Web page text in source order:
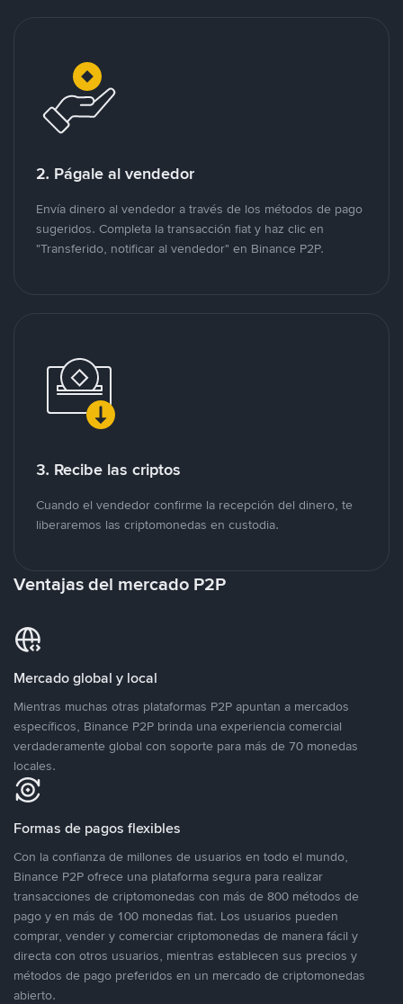
2. Págale al vendedor
Envía dinero al vendedor a través de los métodos de pago
sugeridos. Completa la transacción fiat y haz clic en
"Transferido, notificar al vendedor" en Binance P2P.
3. Recibe las criptos
Cuando el vendedor confirme la recepción del dinero, te
liberaremos las criptomonedas en custodia.
Ventajas del mercado P2P
Mercado global y local
Mientras muchas otras plataformas P2P apuntan a mercados
específicos, Binance P2P brinda una experiencia comercial
verdaderamente global con soporte para más de 70 monedas
locales.
Formas de pagos flexibles
Con la confianza de millones de usuarios en todo el mundo,
Binance P2P ofrece una plataforma segura para realizar
transacciones de criptomonedas con más de 800 métodos de
pago y en más de 100 monedas fiat. Los usuarios pueden
comprar, vender y comerciar criptomonedas de manera fácil y
directa con otros usuarios, mientras establecen sus precios y
métodos de pago preferidos en un mercado de criptomonedas
abierto.